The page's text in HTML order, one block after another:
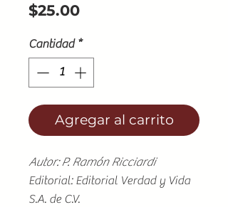
$25.00Precio
Cantidad *
Agregar al carrito
Autor: P. Ramón Ricciardi
Editorial: Editorial Verdad y Vida
S.A. de C.V.